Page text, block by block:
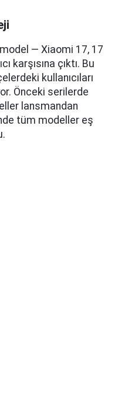
— Xiaomi 17, 17
karşısına çıktı. Bu
kullanıcıları
Önceki serilerde
lansmandan
tüm modeller eş